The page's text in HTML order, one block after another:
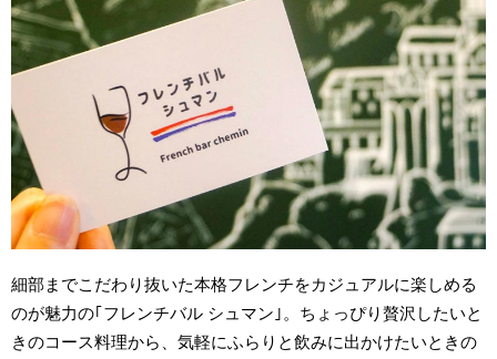
細部までこだわり抜いた本格フレンチをカジュアルに楽しめる
のが魅力の｢フレンチバル シュマン｣。ちょっぴり贅沢したいと
きのコース料理から、気軽にふらりと飲みに出かけたいときの